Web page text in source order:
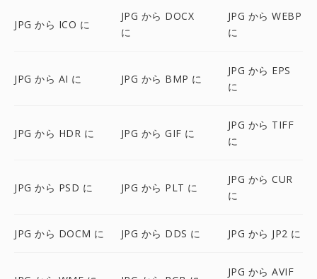
JPG から ICO に
JPG から DOCX
に
JPG から WEBP
に
JPG から AI に JPG から BMP に
JPG から EPS
に
JPG から HDR に JPG から GIF に
JPG から TIFF
に
JPG から PSD に JPG から PLT に
JPG から CUR
に
JPG から DOCM に JPG から DDS に JPG から JP2 に
JPG から AVIF